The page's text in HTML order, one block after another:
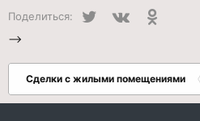
Поделиться: Twitter
-->
Сделки с жилыми помещениями